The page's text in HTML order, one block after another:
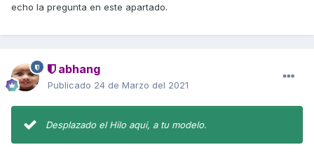
echo la pregunta en este apartado.
abhang
Publicado 24 de Marzo del 2021
Desplazado el Hilo aqui, a tu modelo.